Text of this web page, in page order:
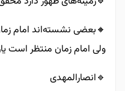
🔸️بعضی نشسته‌اند امام
ولی امام زمان منتظر است
🔹️انصارالمهدی